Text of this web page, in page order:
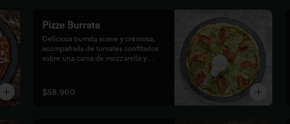
Pizze Burrata
Deliciosa burrata suave y cremosa,
acompañada de tomates confitados
sobre una cama de mozzarella y
$58.900